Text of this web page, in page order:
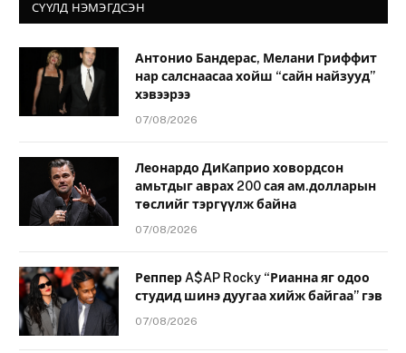
СҮҮЛД НЭМЭГДСЭН
Антонио Бандерас, Мелани Гриффит
нар салснаасаа хойш “сайн найзууд”
хэвээрээ
07/08/2026
Леонардо ДиКаприо ховордсон
амьтдыг аврах 200 сая ам.долларын
төслийг тэргүүлж байна
07/08/2026
Реппер A$AP Rocky “Рианна яг одоо
студид шинэ дуугаа хийж байгаа” гэв
07/08/2026